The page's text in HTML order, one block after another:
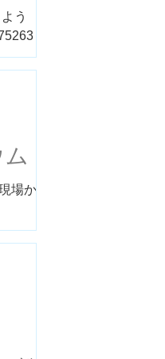
よう
場から